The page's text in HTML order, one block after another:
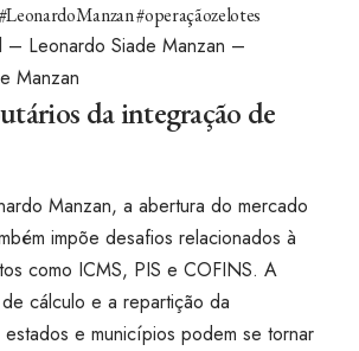
#LeonardoManzan#operaçãozelotes
– Leonardo Siade Manzan –
Manzan
da integração de
Manzan, a abertura do mercado
impõe desafios relacionados à
como ICMS, PIS e COFINS. A
cálculo e a repartição da
e municípios podem se tornar